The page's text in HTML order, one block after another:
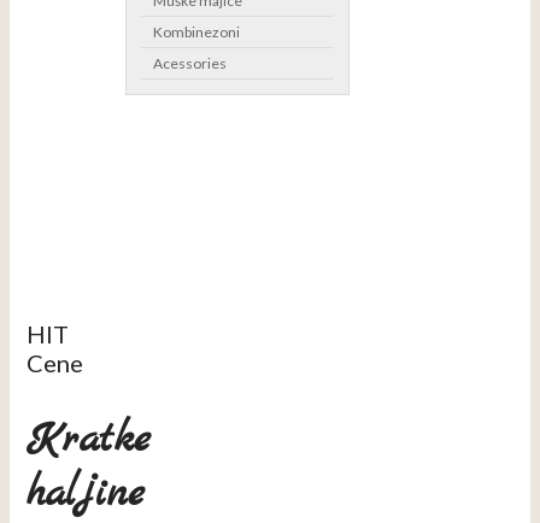
Kombinezoni
Acessories
HIT
Cene
Kratke
haljine